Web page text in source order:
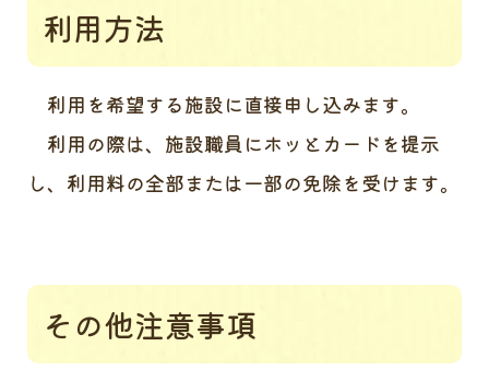
利用方法
利用を希望する施設に直接申し込みます。
利用の際は、施設職員にホッとカードを提示
し、利用料の全部または一部の免除を受けます。
その他注意事項